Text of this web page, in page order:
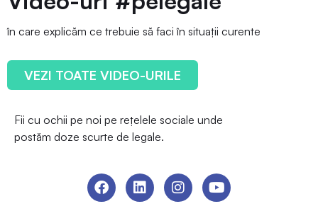
în care explicăm ce trebuie să faci în situații curente
VEZI TOATE VIDEO-URILE
Fii cu ochii pe noi pe rețelele sociale unde
postăm doze scurte de legale.